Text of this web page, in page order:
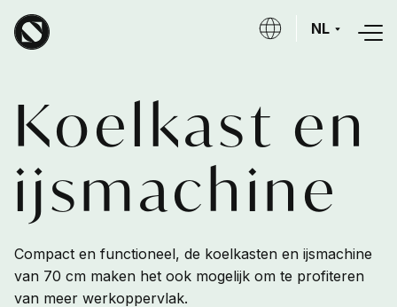
Overslaan en naar de inhoud gaan
NL
Koelkast en
ijsmachine
Compact en functioneel, de koelkasten en ijsmachine
van 70 cm maken het ook mogelijk om te profiteren
van meer werkoppervlak.